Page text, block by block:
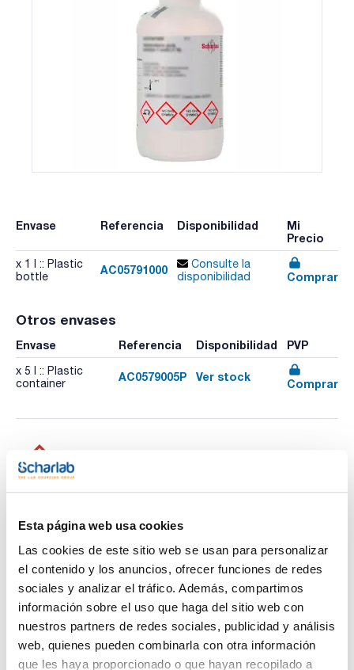
Esta página web usa cookies
Las cookies de este sitio web se usan para personalizar
el contenido y los anuncios, ofrecer funciones de redes
sociales y analizar el tráfico. Además, compartimos
información sobre el uso que haga del sitio web con
nuestros partners de redes sociales, publicidad y análisis
web, quienes pueden combinarla con otra información
que les haya proporcionado o que hayan recopilado a
Envase Referencia Disponibilidad
Mi
Precio
x 1 l :: Plastic
bottle
AC05791000
Consulte la
disponibilidad
Comprar
Otros envases
Envase Referencia Disponibilidad PVP
x 5 l :: Plastic
container
AC0579005P Ver stock
Comprar
producto
Características
Capacidad : x 1 l
- Sinónimos:
- M = 61,83 g/mol
- CAS [10043-35-3]
- Densidad: 1,015 g/cm3
- Palabra de advertencia-GHS: Peligro
- Frases H-GHS : H360FD
Ver más
Documentación técnica